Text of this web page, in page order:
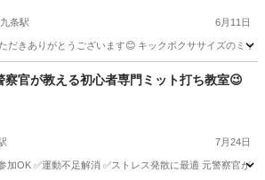
条駅 6月11日
だきありがとうございます😊 キックボクササイズのミ
友達 ミット
察官が教える初心者専門ミット打ち教室😉
7月24日
加OK ✅運動不足解消 ✅ストレス発散に最適 元警察官が